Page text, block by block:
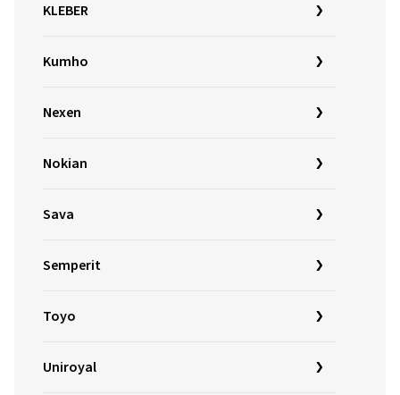
KLEBER
Kumho
Nexen
Nokian
Sava
Semperit
Toyo
Uniroyal